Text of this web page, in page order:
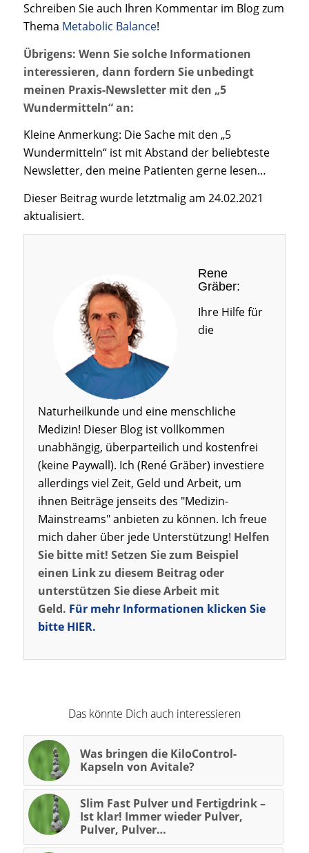
Schreiben Sie auch Ihren Kommentar im Blog zum
Thema Metabolic Balance!
Übrigens: Wenn Sie solche Informationen
interessieren, dann fordern Sie unbedingt
meinen Praxis-Newsletter mit den „5
Wundermitteln“ an:
Kleine Anmerkung: Die Sache mit den „5
Wundermitteln“ ist mit Abstand der beliebteste
Newsletter, den meine Patienten gerne lesen…
Dieser Beitrag wurde letztmalig am 24.02.2021
aktualisiert.
Rene
Gräber:
Ihre Hilfe für
die
Naturheilkunde und eine menschliche
Medizin! Dieser Blog ist vollkommen
unabhängig, überparteilich und kostenfrei
(keine Paywall). Ich (René Gräber) investiere
allerdings viel Zeit, Geld und Arbeit, um
ihnen Beiträge jenseits des "Medizin-
Mainstreams" anbieten zu können. Ich freue
mich daher über jede Unterstützung! Helfen
Sie bitte mit! Setzen Sie zum Beispiel
einen Link zu diesem Beitrag oder
unterstützen Sie diese Arbeit mit
Geld. Für mehr Informationen klicken Sie
bitte HIER.
Das könnte Dich auch interessieren
Was bringen die KiloControl-
Kapseln von Avitale?
Slim Fast Pulver und Fertigdrink –
Ist klar! Immer wieder Pulver,
Pulver, Pulver…